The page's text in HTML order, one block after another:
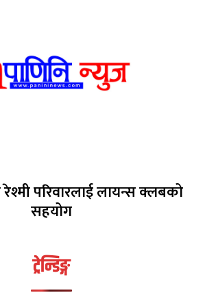
परिवारलाई लायन्स क्लबको
सहयोग
ट्रेन्डिङ्ग